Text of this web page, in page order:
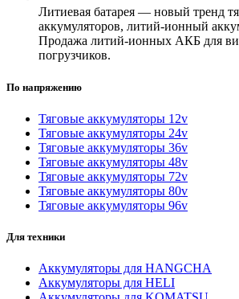
Литиевая батарея — новый тренд
аккумуляторов, литий-ионный
Продажа литий-ионных АКБ для
погрузчиков.
По напряжению
Тяговые аккумуляторы 12v
Тяговые аккумуляторы 24v
Тяговые аккумуляторы 36v
Тяговые аккумуляторы 48v
Тяговые аккумуляторы 72v
Тяговые аккумуляторы 80v
Тяговые аккумуляторы 96v
Для техники
Аккумуляторы для HANGCHA
Аккумуляторы для HELI